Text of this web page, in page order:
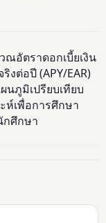
ณอัตราดอกเบี้ยเงิน
งต่อปี (APY/EAR)
ภูมิเปรียบเทียบ
ห์เพื่อการศึกษา
กศึกษา